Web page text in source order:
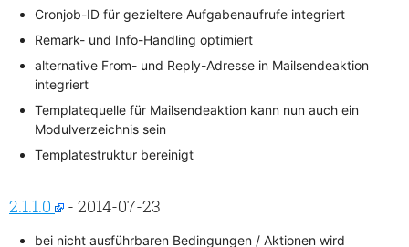
Cronjob-ID für gezieltere Aufgabenaufrufe integriert
Remark- und Info-Handling optimiert
alternative From- und Reply-Adresse in Mailsendeaktion
integriert
Templatequelle für Mailsendeaktion kann nun auch ein
Modulverzeichnis sein
Templatestruktur bereinigt
2.1.1.0 - 2014-07-23
bei nicht ausführbaren Bedingungen / Aktionen wird